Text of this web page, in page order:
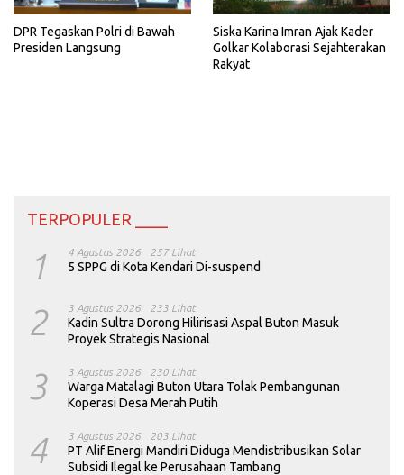
DPR Tegaskan Polri di Bawah
Presiden Langsung
Siska Karina Imran Ajak Kader
Golkar Kolaborasi Sejahterakan
Rakyat
TERPOPULER ____
1 4 Agustus 2026 257 Lihat
5 SPPG di Kota Kendari Di-suspend
2 3 Agustus 2026 233 Lihat
Kadin Sultra Dorong Hilirisasi Aspal Buton Masuk
Proyek Strategis Nasional
3 3 Agustus 2026 230 Lihat
Warga Matalagi Buton Utara Tolak Pembangunan
Koperasi Desa Merah Putih
4 3 Agustus 2026 203 Lihat
PT Alif Energi Mandiri Diduga Mendistribusikan Solar
Subsidi Ilegal ke Perusahaan Tambang